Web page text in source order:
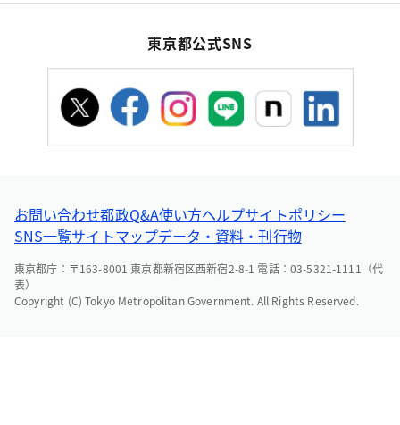
東京都公式SNS
お問い合わせ都政Q&A使い方ヘルプサイトポリシー
SNS一覧サイトマップデータ・資料・刊行物
東京都庁：〒163-8001 東京都新宿区西新宿2-8-1 電話：03-5321-1111（代
表）
Copyright (C) Tokyo Metropolitan Government. All Rights Reserved.